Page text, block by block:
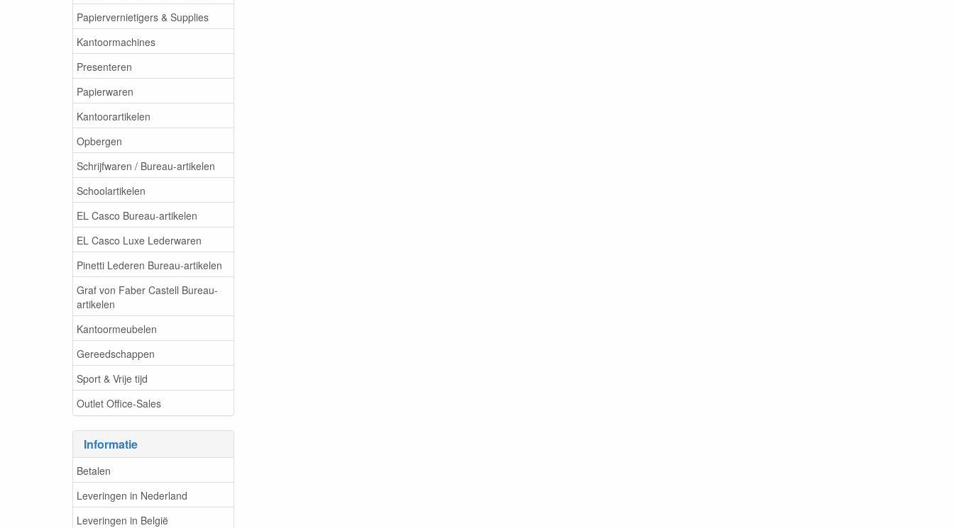
Papiervernietigers & Supplies
Kantoormachines
Presenteren
Papierwaren
Kantoorartikelen
Opbergen
Schrijfwaren / Bureau-artikelen
Schoolartikelen
EL Casco Bureau-artikelen
EL Casco Luxe Lederwaren
Pinetti Lederen Bureau-artikelen
Graf von Faber Castell Bureau-
artikelen
Kantoormeubelen
Gereedschappen
Sport & Vrije tijd
Outlet Office-Sales
Informatie
Betalen
Leveringen in Nederland
Leveringen in België